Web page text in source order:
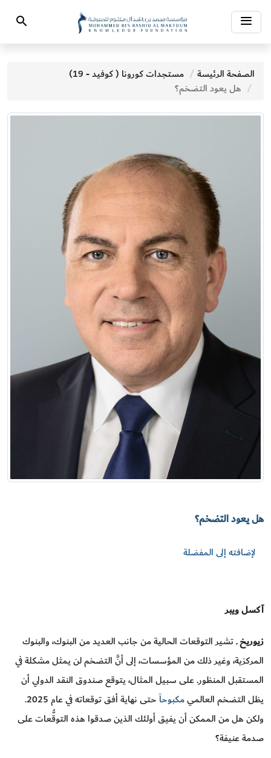
Toggle
navigation
Search
الصفحة الرئيسة
مستجدات كورونا ( كوفيد - 19)
هل يعود التضخم؟
هل يعود التضخم؟
لإضافته إلى المفضلة
آكسل ويبر
زيوريخــ تشير التوقعات الحالية من جانب العديد من البنوك، والبنوك
المركزية، وغير ذلك من المؤسسات، إلى أنَّ التضخم لن يمثل مشكلة في
المستقبل المنظور. على سبيل المثال، يتوقع صندوق النقد الدولي أن
يظل التضخم العالميمكبوحا
ً حتى نهاية أفق توقعاته في عام 2025.
ولكن هل من الممكن أن يفيق أولئك الذين صدقوا هذه التوقُّعات على
صدمة عنيفة؟